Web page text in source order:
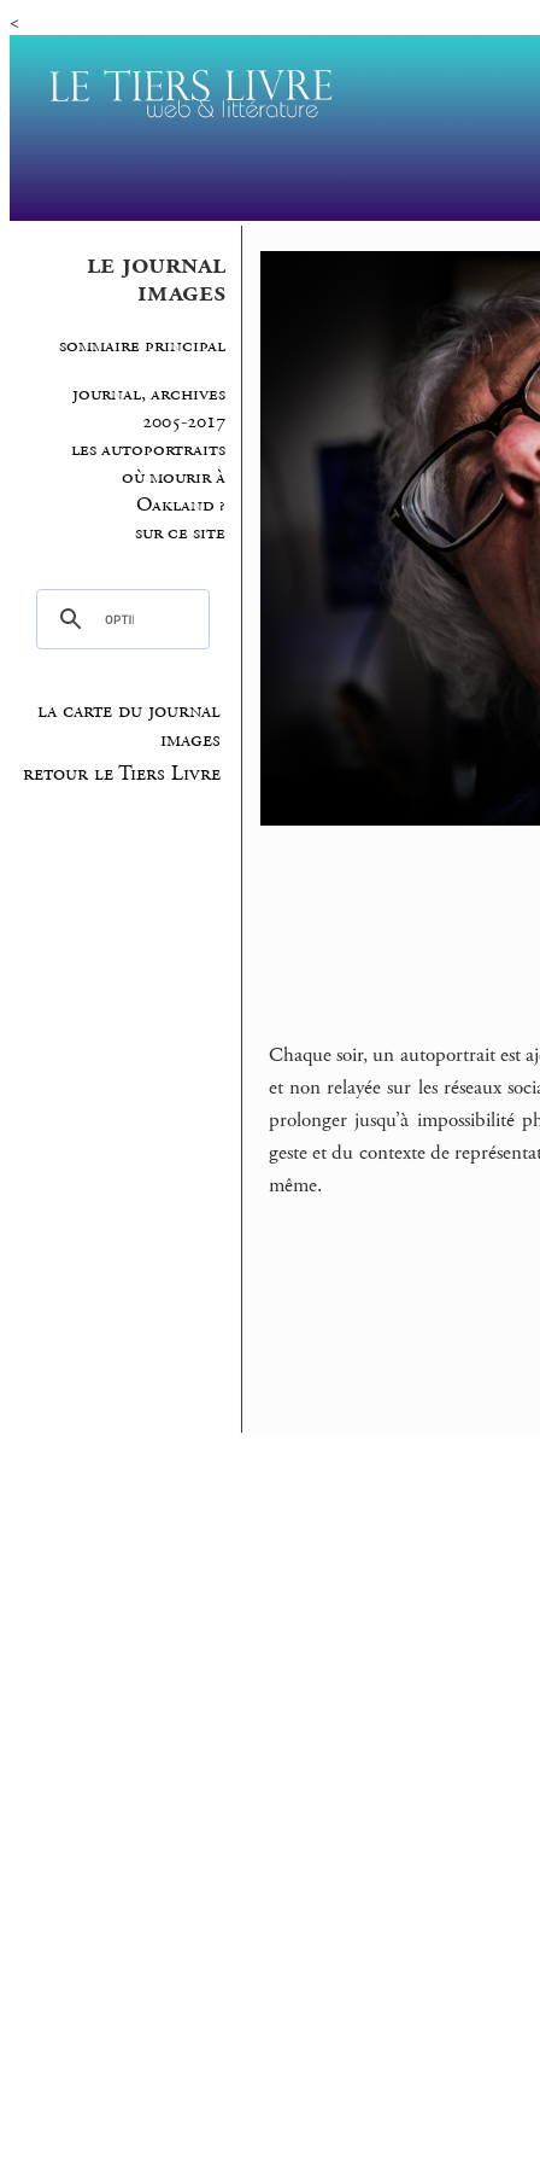
<
le journal
images
sommaire principal
journal, archives
2005-2017
les autoportraits
où mourir à
Oakland ?
sur ce site
la carte du journal
images
retour le Tiers Livre
Chaque soir, un autoportrait est
et non relayée sur les réseaux
prolonger jusqu’à impossibilité
geste et du contexte de
même.